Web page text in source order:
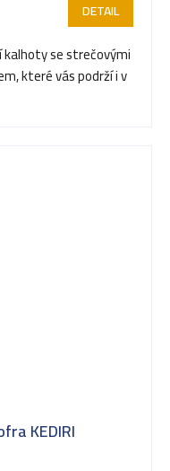
DETAIL
kalhoty se strečovými
které vás podrží i v
KEDIRI